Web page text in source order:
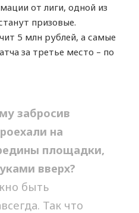
от лиги, одной из
призовые.
5 млн рублей, а самые
за третье место – по
забросив
на
площадки,
вверх?
быть
Так что